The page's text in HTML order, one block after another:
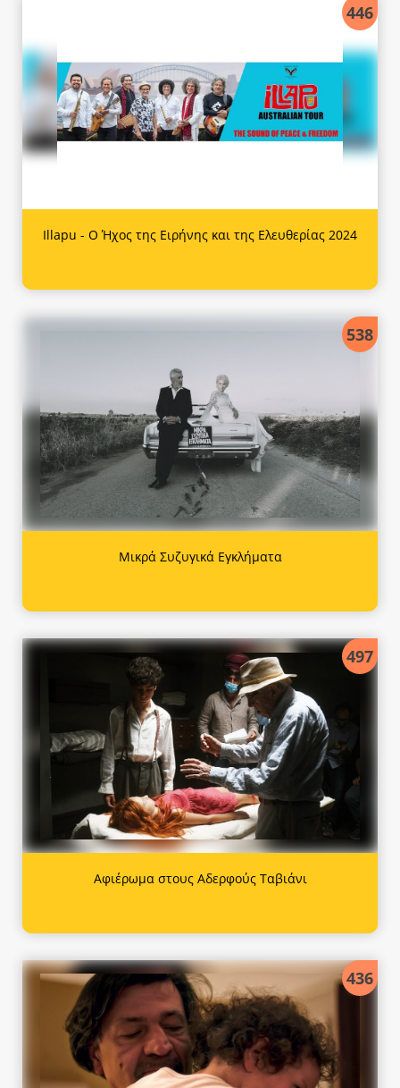
446
Illapu - Ο Ήχος της Ειρήνης και της Ελευθερίας 2024
538
Μικρά Συζυγικά Εγκλήματα
497
Αφιέρωμα στους Αδερφούς Ταβιάνι
436